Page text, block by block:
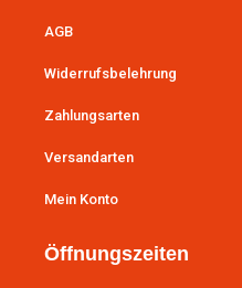
Öffnungszeiten
AGB
Widerrufsbelehrung
Zahlungsarten
Versandarten
Mein Konto